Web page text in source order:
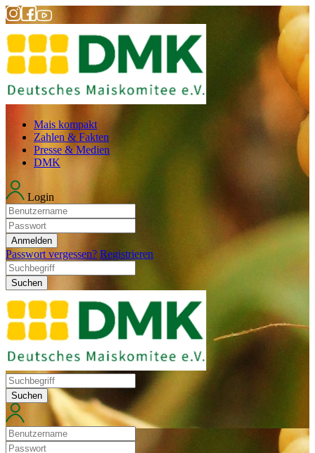
Mais kompakt
Zahlen & Fakten
Presse & Medien
DMK
Login
Anmelden
Passwort vergessen? Registrieren
Suchen
Suchen